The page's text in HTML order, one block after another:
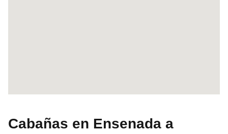
Cabañas en Ensenada a